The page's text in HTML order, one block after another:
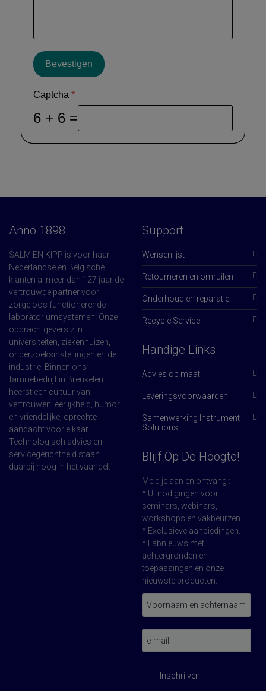
Bevestigen
Captcha *
6 + 6 =
Anno 1898
SALM EN KIPP is voor haar
Nederlandse en Belgische
klanten al meer dan 127 jaar de
vertrouwde partner voor
zorgeloos functionerende
laboratoriumsystemen. Onze
opdrachtgevers zijn
universiteiten, ziekenhuizen,
onderzoeksinstellingen en de
industrie. Binnen ons
familiebedrijf in Breukelen
heerst een cultuur van
vertrouwen, eerlijkheid, humor
en vriendelijke, oprechte
aandacht voor elkaar.
Technologisch advies en
servicegerichtheid staan
daarbij hoog in het vaandel.
Support
Wensenlijst
Retourneren en omruilen
Onderhoud en reparatie
Recycle Service
Handige Links
Advies op maat
Leveringsvoorwaarden
Samenwerking Instrument
Solutions
Blijf Op De Hoogte!
Meld je aan en ontvang :
* Uitnodigingen voor
seminars, webinars,
workshops en vakbeurzen.
* Exclusieve aanbiedingen.
* Labnieuws met
achtergronden en
toepassingen en onze
nieuwste producten.